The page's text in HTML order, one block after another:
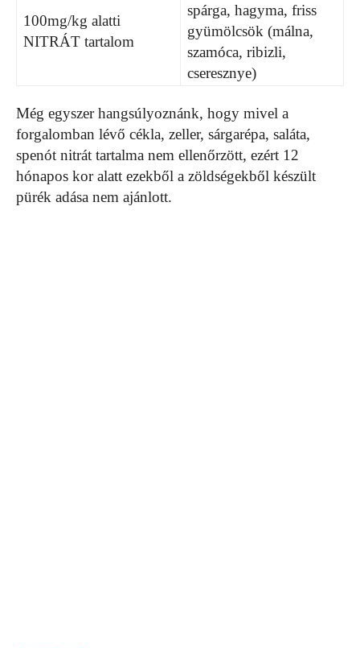
100mg/kg alatti
NITRÁT tartalom
spárga, hagyma, friss
gyümölcsök (málna,
szamóca, ribizli,
cseresznye)
Még egyszer hangsúlyoznánk, hogy mivel a
forgalomban lévő cékla, zeller, sárgarépa, saláta,
spenót nitrát tartalma nem ellenőrzött, ezért 12
hónapos kor alatt ezekből a zöldségekből készült
pürék adása nem ajánlott.